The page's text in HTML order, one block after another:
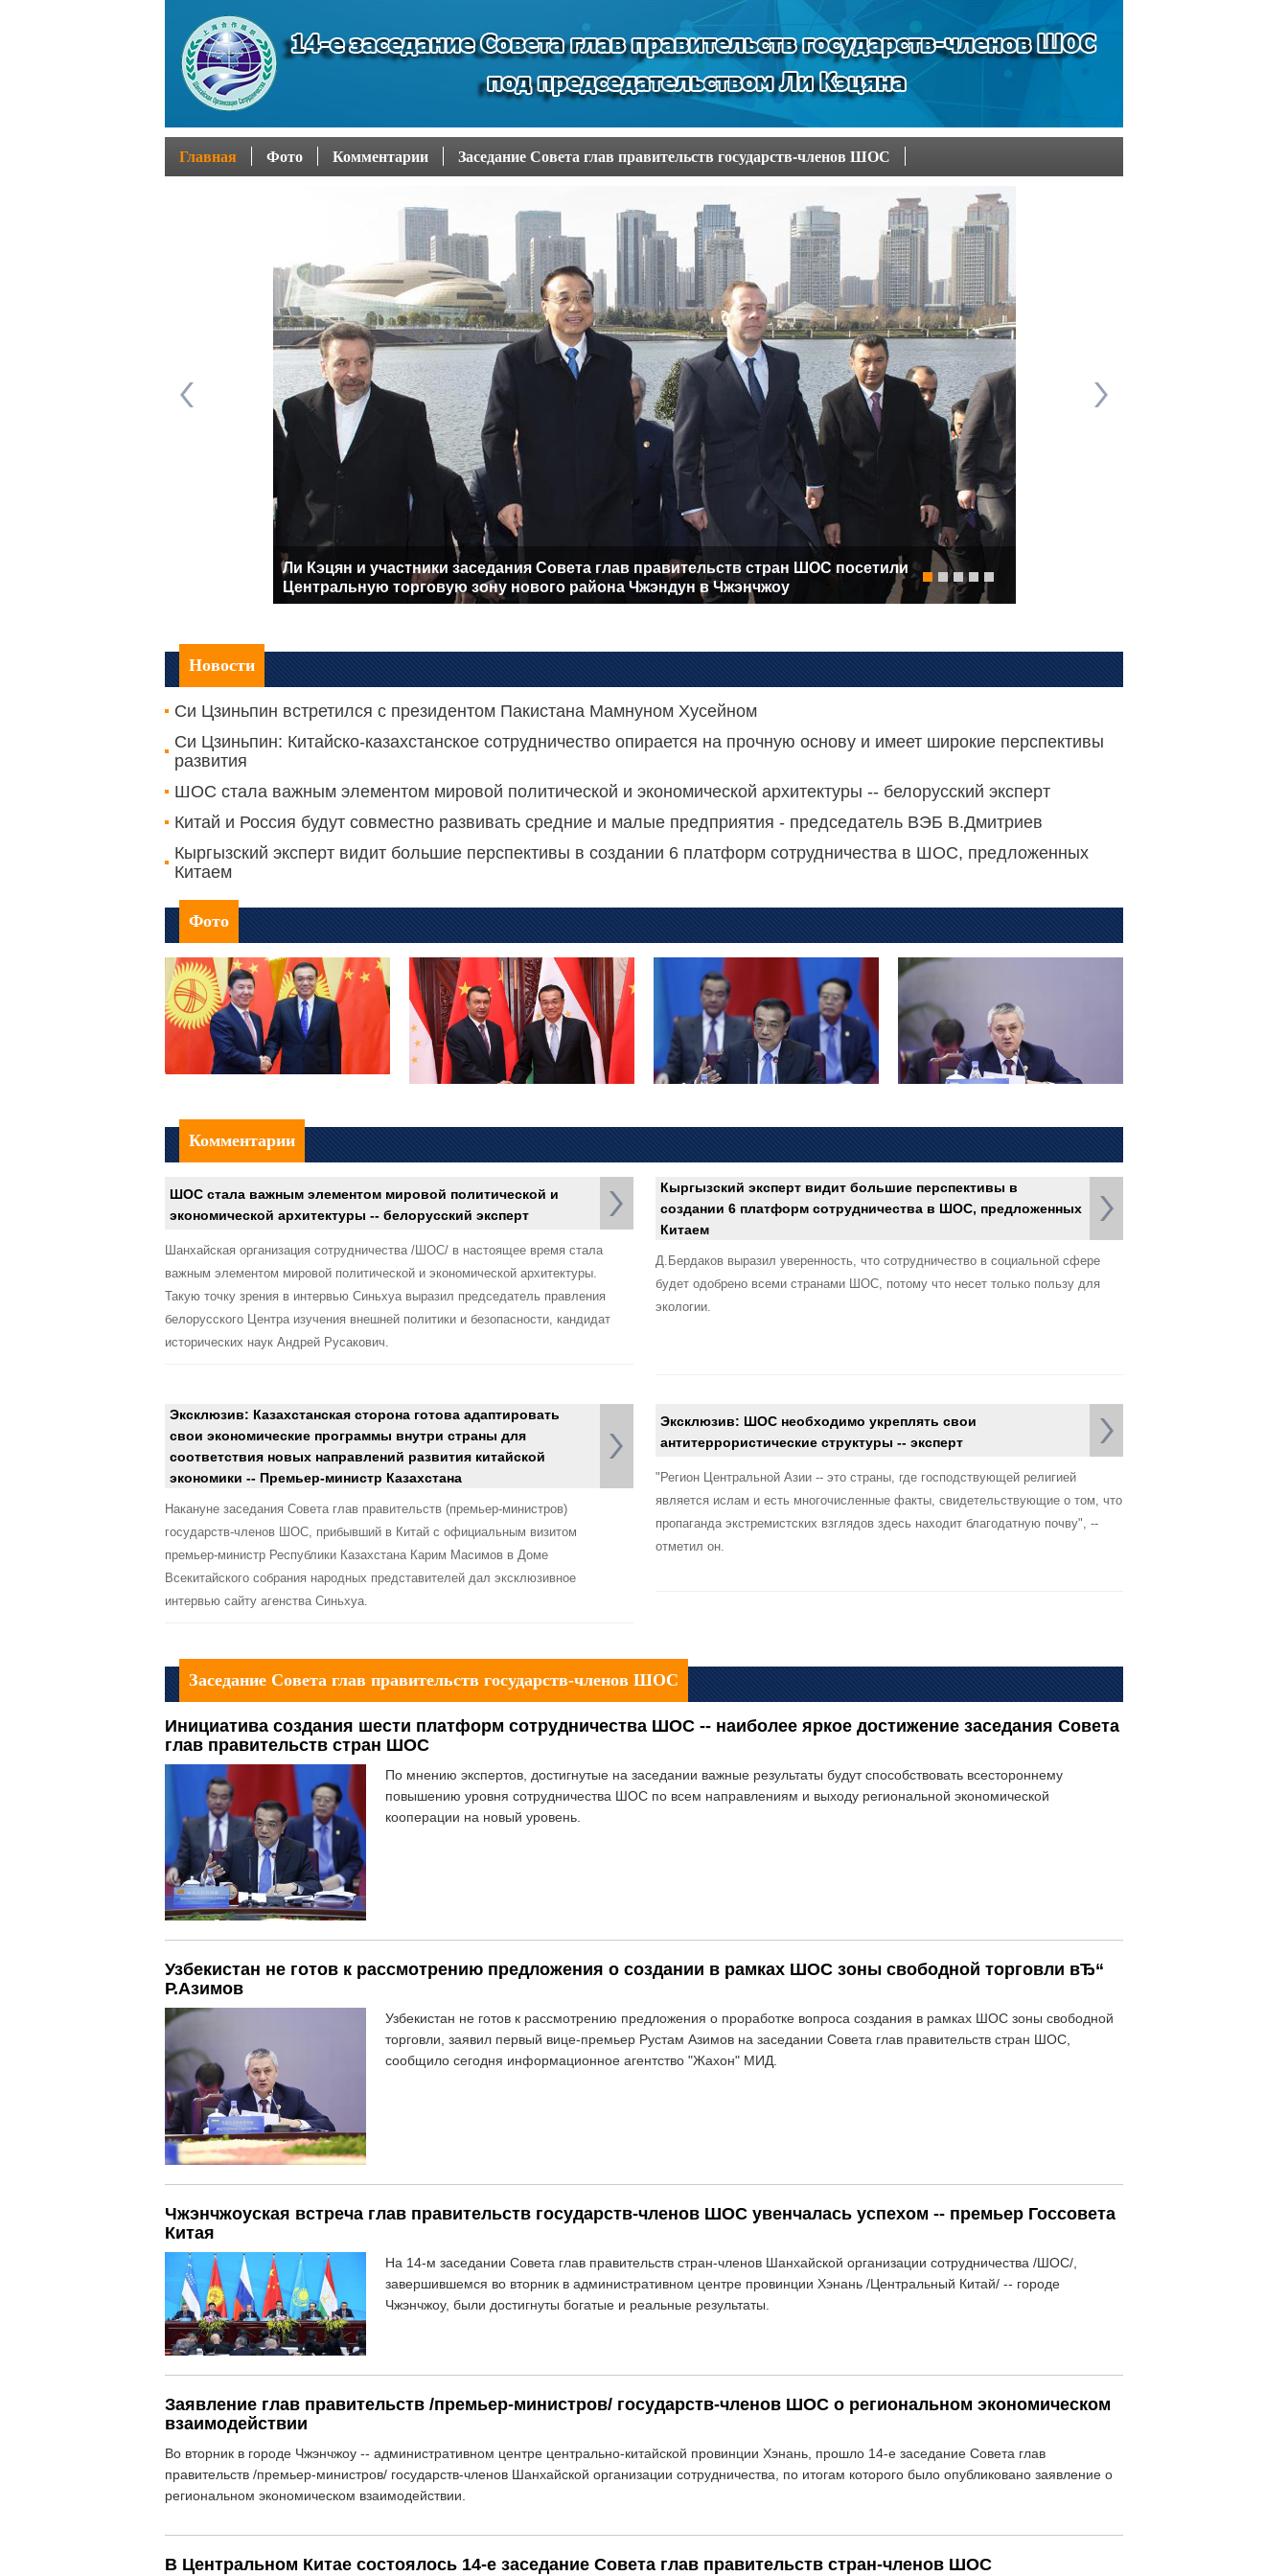
Главная Фото Комментарии Заседание Совета глав правительств государств-членов ШОС
Ли Кэцян и участники заседания Совета глав правительств стран ШОС посетили
Центральную торговую зону нового района Чжэндун в Чжэнчжоу
Новости
Си Цзиньпин встретился с президентом Пакистана Мамнуном Хусейном
Си Цзиньпин: Китайско-казахстанское сотрудничество опирается на прочную основу и имеет широкие перспективы
развития
ШОС стала важным элементом мировой политической и экономической архитектуры -- белорусский эксперт
Китай и Россия будут совместно развивать средние и малые предприятия - председатель ВЭБ В.Дмитриев
Кыргызский эксперт видит большие перспективы в создании 6 платформ сотрудничества в ШОС, предложенных
Китаем
Фото
Комментарии
ШОС стала важным элементом мировой политической и
экономической архитектуры -- белорусский эксперт
Шанхайская организация сотрудничества /ШОС/ в настоящее время стала
важным элементом мировой политической и экономической архитектуры.
Такую точку зрения в интервью Синьхуа выразил председатель правления
белорусского Центра изучения внешней политики и безопасности, кандидат
исторических наук Андрей Русакович.
Кыргызский эксперт видит большие перспективы в
создании 6 платформ сотрудничества в ШОС, предложенных
Китаем
Д.Бердаков выразил уверенность, что сотрудничество в социальной сфере
будет одобрено всеми странами ШОС, потому что несет только пользу для
экологии.
Эксклюзив: Казахстанская сторона готова адаптировать
свои экономические программы внутри страны для
соответствия новых направлений развития китайской
экономики -- Премьер-министр Казахстана
Накануне заседания Совета глав правительств (премьер-министров)
государств-членов ШОС, прибывший в Китай с официальным визитом
премьер-министр Республики Казахстана Карим Масимов в Доме
Всекитайского собрания народных представителей дал эксклюзивное
интервью сайту агенства Синьхуа.
Эксклюзив: ШОС необходимо укреплять свои
антитеррористические структуры -- эксперт
"Регион Центральной Азии -- это страны, где господствующей религией
является ислам и есть многочисленные факты, свидетельствующие о том, что
пропаганда экстремистских взглядов здесь находит благодатную почву", --
отметил он.
Заседание Совета глав правительств государств-членов ШОС
Инициатива создания шести платформ сотрудничества ШОС -- наиболее яркое достижение заседания Совета
глав правительств стран ШОС
По мнению экспертов, достигнутые на заседании важные результаты будут способствовать всестороннему
повышению уровня сотрудничества ШОС по всем направлениям и выходу региональной экономической
кооперации на новый уровень.
Узбекистан не готов к рассмотрению предложения о создании в рамках ШОС зоны свободной торговли вЂ“
Р.Азимов
Узбекистан не готов к рассмотрению предложения о проработке вопроса создания в рамках ШОС зоны свободной
торговли, заявил первый вице-премьер Рустам Азимов на заседании Совета глав правительств стран ШОС,
сообщило сегодня информационное агентство "Жахон" МИД.
Чжэнчжоуская встреча глав правительств государств-членов ШОС увенчалась успехом -- премьер Госсовета
Китая
На 14-м заседании Совета глав правительств стран-членов Шанхайской организации сотрудничества /ШОС/,
завершившемся во вторник в административном центре провинции Хэнань /Центральный Китай/ -- городе
Чжэнчжоу, были достигнуты богатые и реальные результаты.
Заявление глав правительств /премьер-министров/ государств-членов ШОС о региональном экономическом
взаимодействии
Во вторник в городе Чжэнчжоу -- административном центре центрально-китайской провинции Хэнань, прошло 14-е заседание Совета глав
правительств /премьер-министров/ государств-членов Шанхайской организации сотрудничества, по итогам которого было опубликовано заявление о
региональном экономическом взаимодействии.
В Центральном Китае состоялось 14-е заседание Совета глав правительств стран-членов ШОС